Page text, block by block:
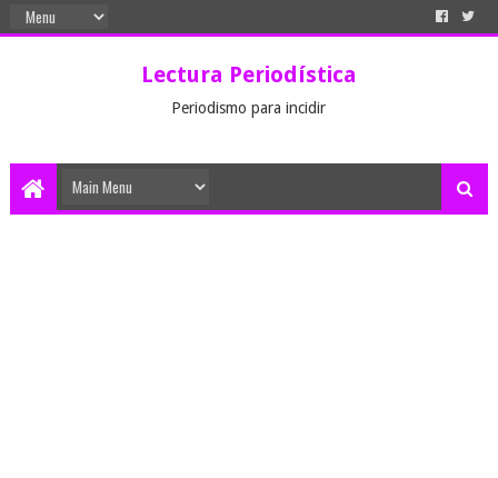
Lectura Periodística
Periodismo para incidir